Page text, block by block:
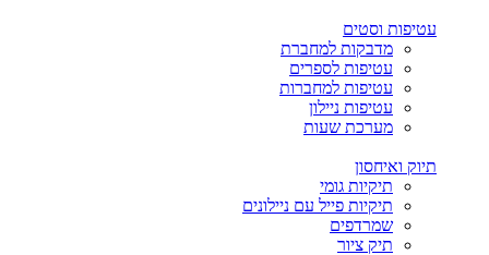
עטיפות וסטים
מדבקות למחברת
עטיפות לספרים
עטיפות למחברות
עטיפות ניילון
מערכת שעות
תיוק ואיחסון
תיקיות גומי
תיקיות פייל עם ניילונים
שמרדפים
תיק ציור